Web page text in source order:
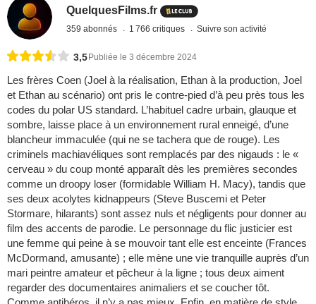
QuelquesFilms.fr
359 abonnés 1 766 critiques Suivre son activité
3,5 Publiée le 3 décembre 2024
Les frères Coen (Joel à la réalisation, Ethan à la production, Joel
et Ethan au scénario) ont pris le contre-pied d’à peu près tous les
codes du polar US standard. L’habituel cadre urbain, glauque et
sombre, laisse place à un environnement rural enneigé, d’une
blancheur immaculée (qui ne se tachera que de rouge). Les
criminels machiavéliques sont remplacés par des nigauds : le «
cerveau » du coup monté apparaît dès les premières secondes
comme un droopy loser (formidable William H. Macy), tandis que
ses deux acolytes kidnappeurs (Steve Buscemi et Peter
Stormare, hilarants) sont assez nuls et négligents pour donner au
film des accents de parodie. Le personnage du flic justicier est
une femme qui peine à se mouvoir tant elle est enceinte (Frances
McDormand, amusante) ; elle mène une vie tranquille auprès d’un
mari peintre amateur et pêcheur à la ligne ; tous deux aiment
regarder des documentaires animaliers et se coucher tôt.